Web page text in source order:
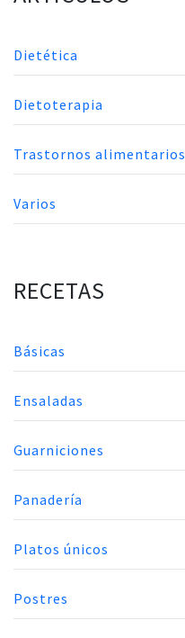
Dietética
Dietoterapia
Trastornos alimentarios
Varios
RECETAS
Básicas
Ensaladas
Guarniciones
Panadería
Platos únicos
Postres